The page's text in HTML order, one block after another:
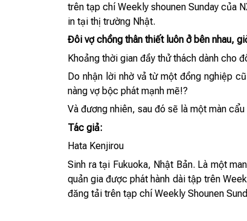
trên tạp chí Weekly shounen Sunday của
in tại thị trường Nhật.
Đôi vợ chồng thân thiết luôn ở bên nhau,
Khoảng thời gian đầy thử thách dành cho
Do nhận lời nhờ vả từ một đồng nghiệp
nàng vợ bộc phát mạnh mẽ!?
Và đương nhiên, sau đó sẽ là một màn
Tác giả:
Hata Kenjirou
Sinh ra tại Fukuoka, Nhật Bản. Là một
quản gia được phát hành dài tập trên
đăng tải trên tạp chí Weekly Shounen